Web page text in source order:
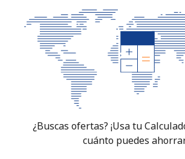
¿Buscas ofertas? ¡Usa tu
cuánto puedes